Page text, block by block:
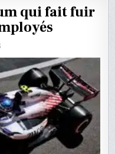
qui fait fuir